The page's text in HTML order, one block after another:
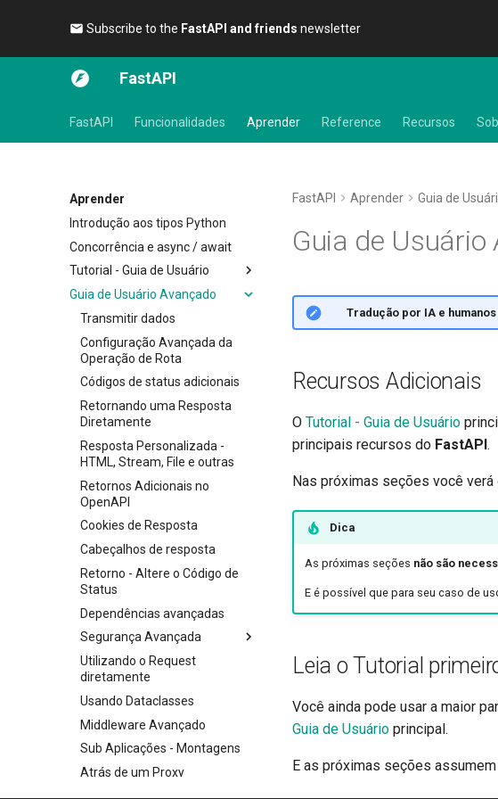
Subscribe to the FastAPI and friends newsletter 🎉
FastAPI
FastAPI Funcionalidades Aprender Reference Recursos
Aprender
Introdução aos tipos Python
Concorrência e async / await
Tutorial - Guia de Usuário
Primeiros Passos
Parâmetros de path
Parâmetros de Consulta
Corpo da requisição
Parâmetros de consulta e
validações de string
Parâmetros de path e
validações numéricas
Modelos de Parâmetros de
Consulta
Corpo - Múltiplos parâmetros
Corpo - Campos
Corpo - Modelos aninhados
Declare dados de exemplo da
requisição
Tipos de dados extras
Parâmetros de Cookie
Parâmetros de Cabeçalho
Modelos de Parâmetros de
Cookie
Modelos de Parâmetros do
Cabeçalho
Modelo de resposta - Tipo de
Guia de Usuário Avançado
Transmitir dados
Configuração Avançada da
Operação de Rota
Códigos de status adicionais
Retornando uma Resposta
Diretamente
Resposta Personalizada -
HTML, Stream, File e outras
Retornos Adicionais no
OpenAPI
Cookies de Resposta
Cabeçalhos de resposta
Retorno - Altere o Código de
Status
Dependências avançadas
Segurança Avançada
Escopos OAuth2
HTTP Basic Auth
Utilizando o Request
diretamente
Usando Dataclasses
Middleware Avançado
Sub Aplicações - Montagens
Atrás de um Proxy
Templates
FastAPI Aprender Guia de
Guia de Usuário
🌐 Tradução por IA e humanos
Recursos Adicionais
O Tutorial - Guia de Usuário
principais recursos do FastAPI.
Nas próximas seções você
Dica
As próximas seções não são
E é possível que para seu caso de
Leia o Tutorial
Você ainda pode usar a maior
Guia de Usuário principal.
E as próximas seções